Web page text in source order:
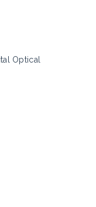
Optical